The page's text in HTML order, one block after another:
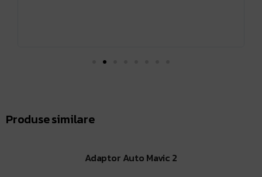
Produse similare
Adaptor Auto Mavic 2